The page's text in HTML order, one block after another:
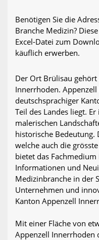
Benötigen Sie die
Branche Medizin?
Excel-Datei zum
käuflich erwerben.
Der Ort Brülisau
Innerrhoden.
deutschsprachiger
Teil des Landes liegt.
malerischen
historische Bedeutung.
welche auch die
bietet das
Informationen und
Medizinbranche in der
Unternehmen und
Kanton Appenzell
Mit einer Fläche von
Appenzell Innerrhoden